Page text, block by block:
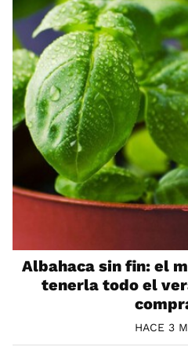
Albahaca sin fin: el
tenerla todo el
HACE 3